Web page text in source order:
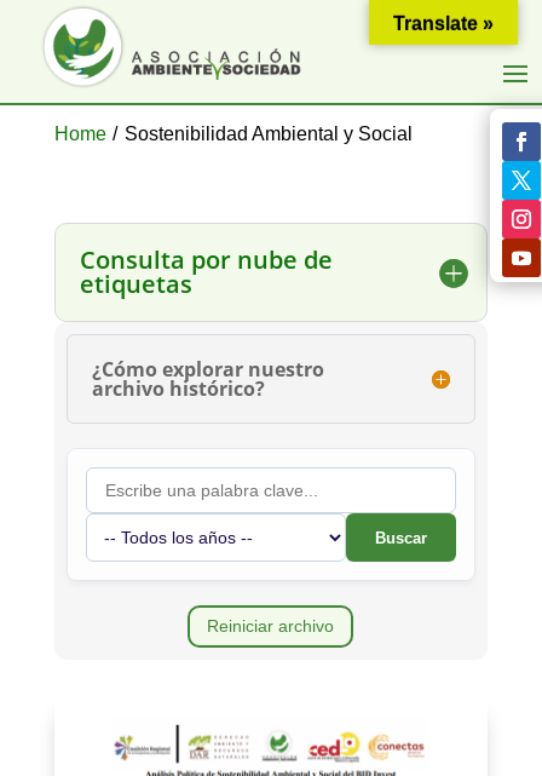
Home / Sostenibilidad Ambiental y Social
Consulta por nube de
etiquetas
¿Cómo explorar nuestro
archivo histórico?
Buscar
Reiniciar archivo
Translate »